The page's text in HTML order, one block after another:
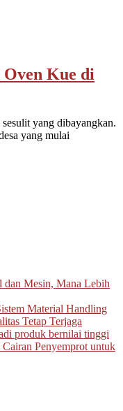
Kue di
yang dibayangkan.
yang mulai
dan Mesin, Mana Lebih
Material Handling
Tetap Terjaga
produk bernilai tinggi
Penyemprot untuk